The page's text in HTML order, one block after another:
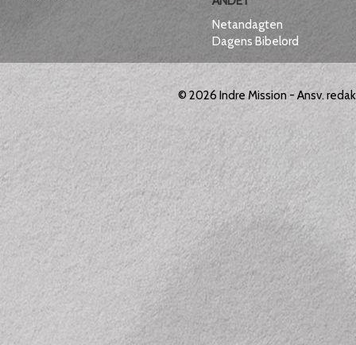
Netandagten
Dagens Bibelord
© 2026 Indre Mission - Ansv.